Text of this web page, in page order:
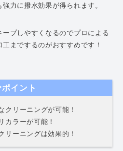
力に撥水効果が得られます。
プしやすくなるのでプロによる
までするのがおすすめです！
ポイント
クリーニングが可能！
カラーが可能！
リーニングは効果的！